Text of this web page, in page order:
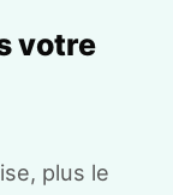
votre
plus le